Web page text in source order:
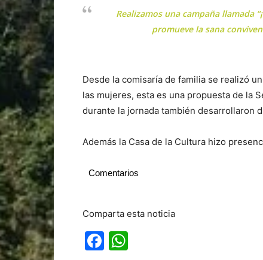
Realizamos una campaña llamada
promueve la sana
Desde la comisaría de familia se realizó
las mujeres, esta es una propuesta de la
durante la jornada también desarrollaron
Además la Casa de la Cultura hizo
Comentarios
Comparta esta noticia
Facebook